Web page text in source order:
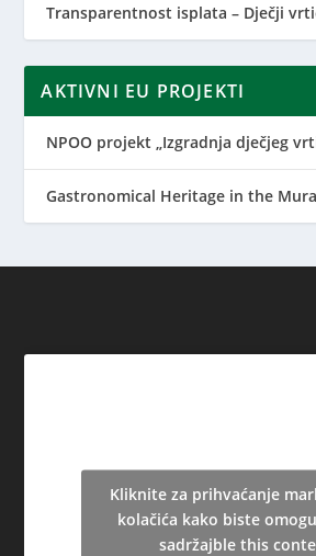
Transparentnost isplata – Dječji
AKTIVNI EU PROJEKTI
NPOO projekt „Izgradnja dječjeg
Gastronomical Heritage in the Mura
Kliknite za prihvaćanje
kolačića kako biste
sadržajble this